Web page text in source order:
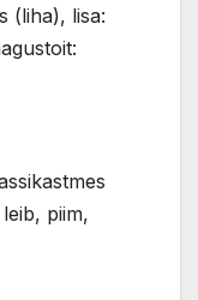
(liha), lisa:
piim,